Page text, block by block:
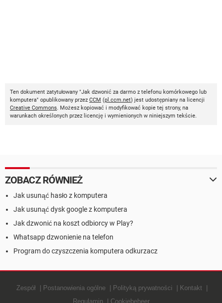
Ten dokument zatytułowany "Jak dzwonić za darmo z telefonu komórkowego lub
komputera" opublikowany przez CCM (pl.ccm.net) jest udostępniany na licencji
Creative Commons. Możesz kopiować i modyfikować kopie tej strony, na
warunkach określonych przez licencję i wymienionych w niniejszym tekście.
ZOBACZ RÓWNIEŻ
Jak usunąć hasło z komputera
Jak usunąć dysk google z komputera
Jak dzwonić na koszt odbiorcy w Play?
Whatsapp dzwonienie na telefon
Program do czyszczenia komputera odkurzacz
Zespół Postanowienia ogólne Polityką prywatności
Kontakt
Regulamin
Cookiebeheer